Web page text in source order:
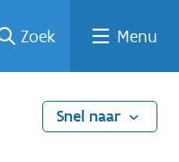
Zoek Menu
Snel naar